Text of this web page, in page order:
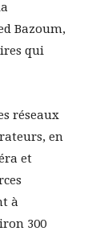
Bazoum,
qui
réseaux
en
et
à
300